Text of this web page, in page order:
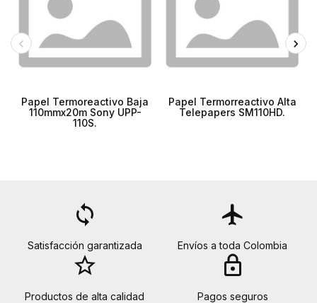
Papel Termoreactivo Baja
110mmx20m Sony UPP-
110S.
Papel Termorreactivo Alta
Telepapers SM110HD.
loop
Satisfacción garantizada
flight
Envíos a toda Colombia
star_border
Productos de alta calidad
lock
Pagos seguros